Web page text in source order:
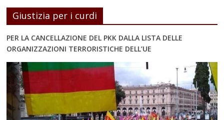
Giustizia per i curdi
PER LA CANCELLAZIONE DEL PKK DALLA LISTA DELLE
ORGANIZZAZIONI TERRORISTICHE DELL’UE